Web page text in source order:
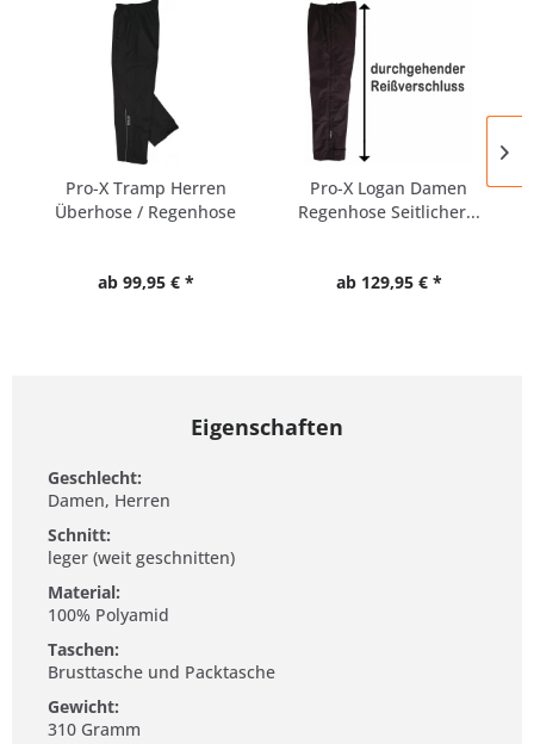
Pro-X Tramp Herren
Überhose / Regenhose
ab 99,95 € *
Pro-X Logan Damen
Regenhose Seitlicher...
ab 129,95 € *
Eigenschaften
Geschlecht:
Damen, Herren
Schnitt:
leger (weit geschnitten)
Material:
100% Polyamid
Taschen:
Brusttasche und Packtasche
Gewicht:
310 Gramm